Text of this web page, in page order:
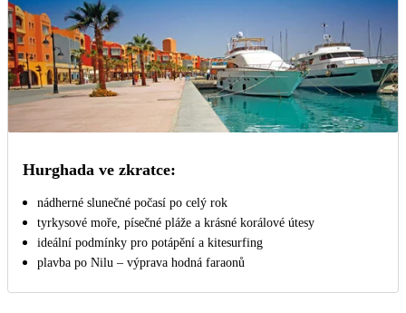
Hurghada ve zkratce:
nádherné slunečné počasí po celý rok
tyrkysové moře, písečné pláže a krásné korálové útesy
ideální podmínky pro potápění a kitesurfing
plavba po Nilu – výprava hodná faraonů